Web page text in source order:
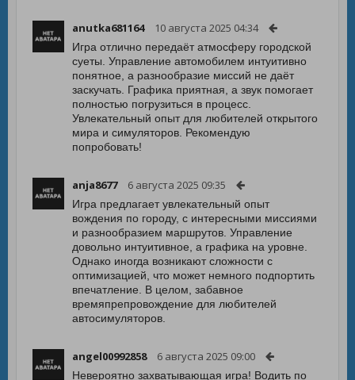
anutka681164 10 августа 2025 04:34
Игра отлично передаёт атмосферу городской
суеты. Управление автомобилем интуитивно
понятное, а разнообразие миссий не даёт
заскучать. Графика приятная, а звук помогает
полностью погрузиться в процесс.
Увлекательный опыт для любителей открытого
мира и симуляторов. Рекомендую
попробовать!
anja8677 6 августа 2025 09:35
Игра предлагает увлекательный опыт
вождения по городу, с интересными миссиями
и разнообразием маршрутов. Управление
довольно интуитивное, а графика на уровне.
Однако иногда возникают сложности с
оптимизацией, что может немного подпортить
впечатление. В целом, забавное
времяпрепровождение для любителей
автосимуляторов.
angel00992858 6 августа 2025 09:00
Невероятно захватывающая игра! Водить по